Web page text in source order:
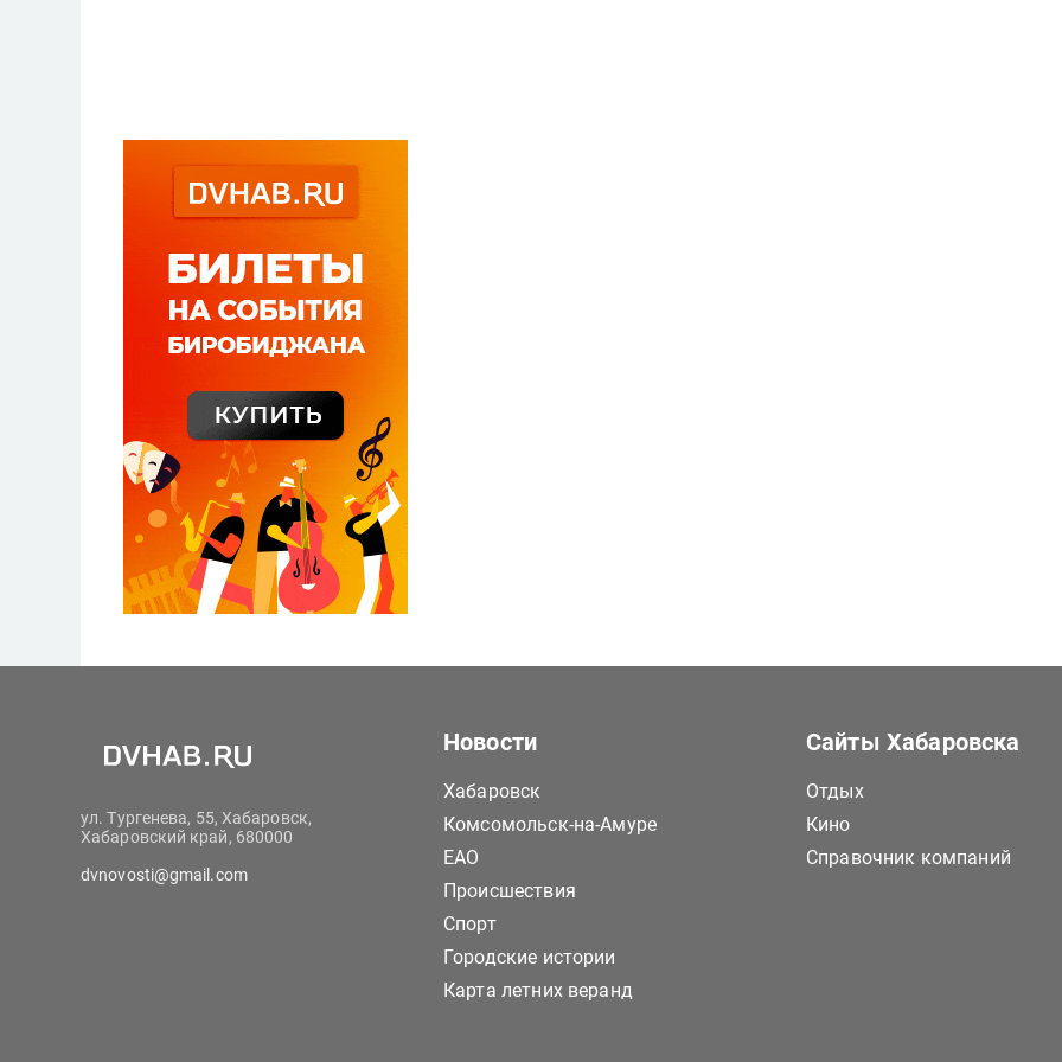
ул. Тургенева, 55, Хабаровск,
Хабаровский край, 680000
dvnovosti@gmail.com
Новости
Хабаровск
Комсомольск-на-Амуре
ЕАО
Происшествия
Спорт
Городские истории
Карта летних веранд
Сайты Хабаровска
Отдых
Кино
Справочник компаний